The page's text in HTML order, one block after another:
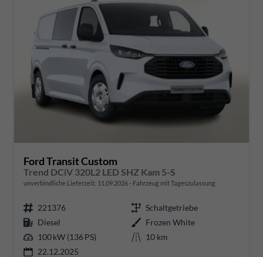
Ford Transit Custom
Trend DCiV 320L2 LED SHZ Kam 5-S
unverbindliche Lieferzeit: 11.09.2026 Fahrzeug mit Tageszulassung
221376
Schaltgetriebe
Diesel
Frozen White
100 kW (136 PS)
10 km
22.12.2025